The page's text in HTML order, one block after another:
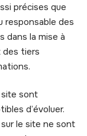
précises que
responsable des
dans la mise à
des tiers
site sont
d’évoluer.
le site ne sont